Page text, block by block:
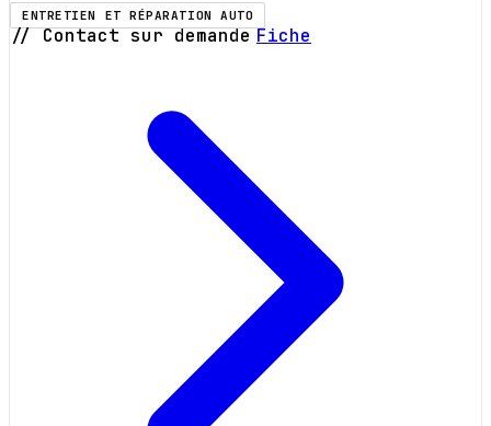
ENTRETIEN ET RÉPARATION AUTO
// Contact sur demande Fiche